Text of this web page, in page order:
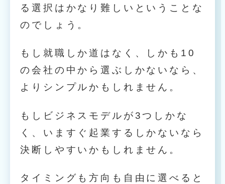
る選択はかなり難しいということな
のでしょう。
もし就職しか道はなく、しかも10
の会社の中から選ぶしかないなら、
よりシンプルかもしれません。
もしビジネスモデルが3つしかな
く、いますぐ起業するしかないなら
決断しやすいかもしれません。
タイミングも方向も自由に選べると